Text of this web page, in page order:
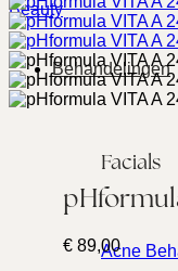
Behandelingen
Facials
Acne
€ 89,00